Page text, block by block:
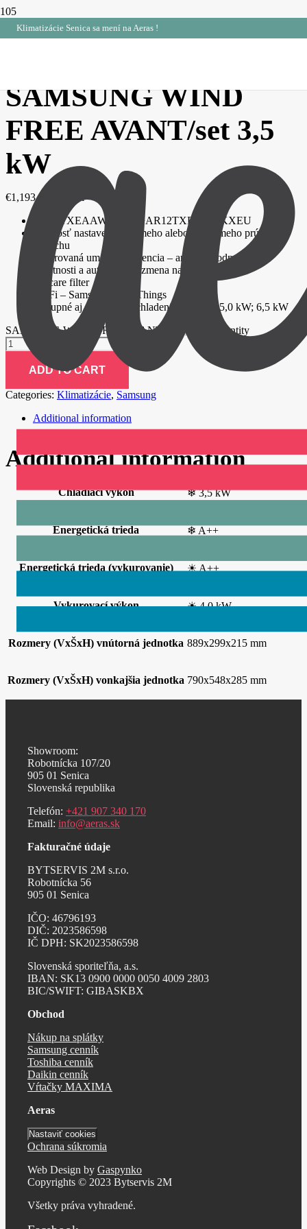
Klimatizácie Senica sa mení na Aeras !
Home/Klimatizácie/Samsung/ SAMSUNG WIND FREE
SAMSUNG WIND
FREE AVANT/set 3,5
kW
€1,193.25 bez DPH
AR12TXEAAWKNEU+AR12TXEAAWKXEU
možnosť nastavenia priameho alebo nepriameho prúdu
vzduchu
integrovaná umelá inteligencia – analýza podmienok v
miestnosti a automatická zmena nastavení
Tri-care filter
Wi-Fi – Samsung SmartThings
dostupné aj s výkonom chladenia 2,5 kW; 5,0 kW; 6,5 kW
SAMSUNG WIND FREE AVANT/set 3,5 kW quantity
ADD TO CART
Categories: Klimatizácie, Samsung
Additional information
Additional information
Chladiaci výkon ❄ 3,5 kW
Energetická trieda ❄ A++
Energetická trieda (vykurovanie) ☀ A++
Vykurovací výkon ☀ 4,0 kW
Rozmery (VxŠxH) vnútorná jednotka 889x299x215 mm
Rozmery (VxŠxH) vonkajšia jednotka 790x548x285 mm
Showroom:
Robotnícka 107/20
905 01 Senica
Slovenská republika
Telefón: +421 907 340 170
Email: info@aeras.sk
Fakturačné údaje
BYTSERVIS 2M s.r.o.
Robotnícka 56
905 01 Senica
IČO: 46796193
DIČ: 2023586598
IČ DPH: SK2023586598
Slovenská sporiteľňa, a.s.
IBAN: SK13 0900 0000 0050 4009 2803
BIC/SWIFT: GIBASKBX
Obchod
Nákup na splátky
Samsung cenník
Toshiba cenník
Daikin cenník
Vŕtačky MAXIMA
Aeras
Nastaviť cookies
Ochrana súkromia
Web Design by Gaspynko
Copyrights © 2023 Bytservis 2M
Všetky práva vyhradené.